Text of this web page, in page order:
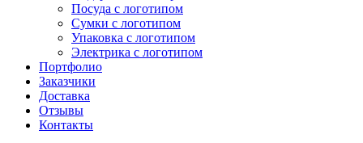
Посуда с логотипом
Сумки с логотипом
Упаковка с логотипом
Электрика с логотипом
Портфолио
Заказчики
Доставка
Отзывы
Контакты